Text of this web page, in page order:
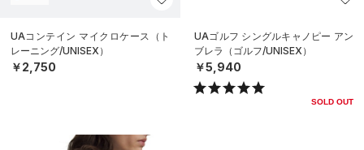
UAコンテイン マイクロケース（ト
レーニング/UNISEX）
￥2,750
UAゴルフ シングルキャノピー アン
ブレラ（ゴルフ/UNISEX）
￥5,940
SOLD OUT